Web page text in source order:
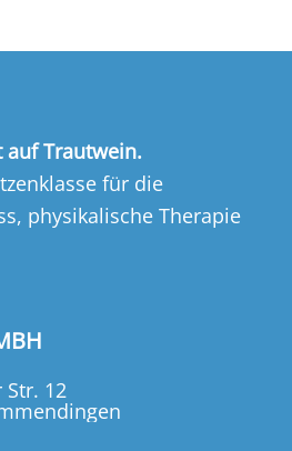
auf Trautwein.
für die
physikalische Therapie
Str. 12